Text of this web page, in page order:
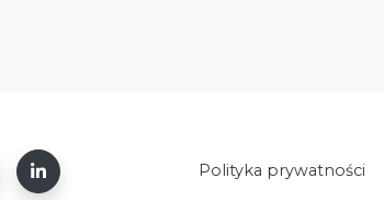
Polityka prywatności